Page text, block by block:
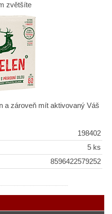
zvětšíte
a zároveň mít aktivovaný Váš
198402
5 ks
8596422579252